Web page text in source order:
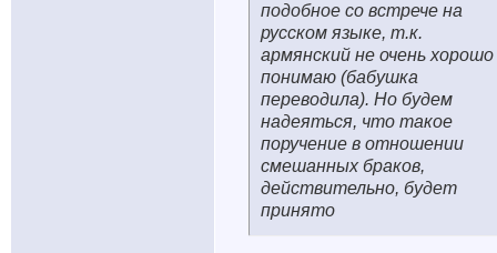
подобное со встрече на
русском языке, т.к.
армянский не очень хорошо
понимаю (бабушка
переводила). Но будем
надеяться, что такое
поручение в отношении
смешанных браков,
действительно, будет
принято